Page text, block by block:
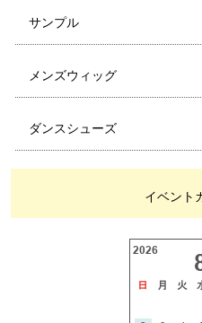
サンプル
メンズウィッグ
ダンスシューズ
イベント